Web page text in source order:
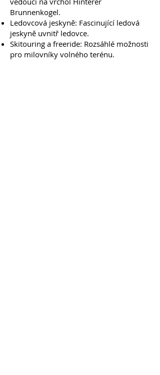
Brunnenkogel.
Ledovcová jeskyně: Fascinující ledová
jeskyně uvnitř ledovce.
Skitouring a freeride: Rozsáhlé možnosti
pro milovníky volného terénu.